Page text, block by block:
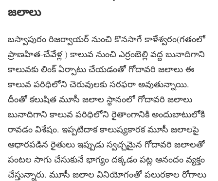
జలాలు
బస్వాపురం రిజర్వాయర్ నుంచి కొనసాగే కాళేశ్వరం(గతంలో
ప్రాణహిత-చేవేళ్ల ) కాలువ నుంచి ఎర్రంబెల్లి వద్ద బునాదిగాని
కాలువకు లింక్ ఏర్పాటు చేయడంతో గోదావరి జలాలు ఈ
కాలువ పరిధిలోని చెరువులకు సరఫరా అవుతున్నాయి.
దీంతో కలుషిత మూసీ జలాల స్థానంలో గోదావరి జలాలు
బునాదిగాని కాలువ పరిధిలోని రైతాంగానికి అందుబాటులోకి
రావడం విశేషం. ఇప్పటిదాక కాలుష్యకారక మూసీ జలాలపై
ఆధారపడిన రైతులు ఇప్పుడు స్వచ్చమైన గోదావరి జలాలతో
పంటల సాగు చేసుకునే భాగ్యం దక్కడం పట్ల ఆనందం వ్యక్తం
చేస్తున్నారు. మూసీ జలాల వినియోగంతో పలురకాల రోగాలు